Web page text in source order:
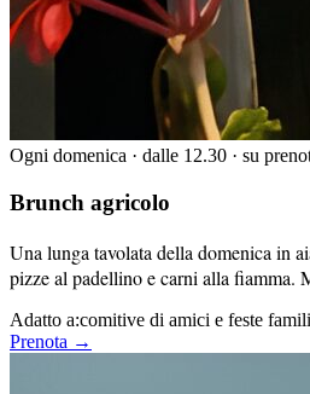
Ogni domenica · dalle 12.30 · su
Brunch agricolo
Una lunga tavolata della domenica in
pizze al padellino e carni alla fiamma.
Adatto a:comitive di amici e feste
Prenota →